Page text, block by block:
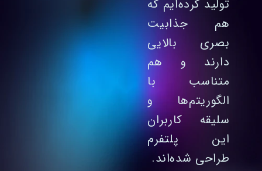
تولید کرده‌ایم که
هم جذابیت
بصری بالایی
دارند و هم
متناسب با
الگوریتم‌ها و
سلیقه کاربران
این پلتفرم
طراحی شده‌اند.